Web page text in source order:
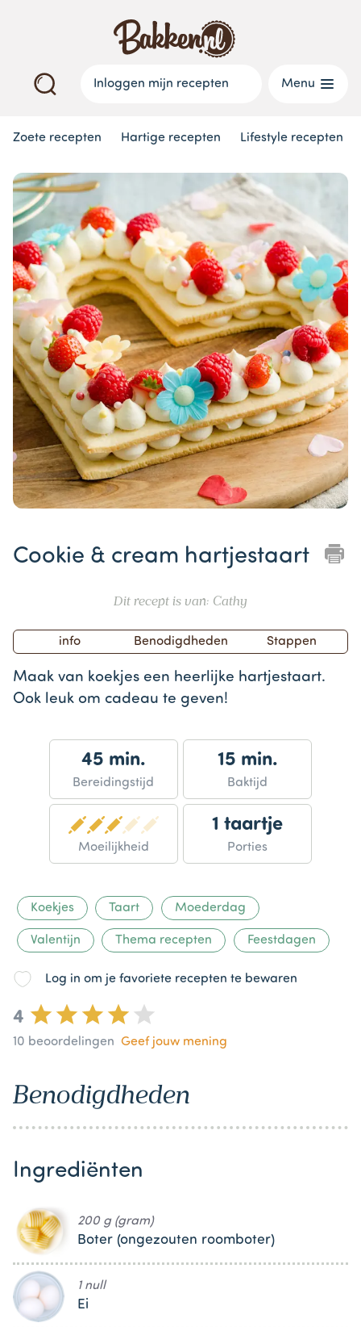
Inloggen mijn recepten Menu
Zoete recepten Hartige recepten Lifestyle recepten
Cookie & cream hartjestaart
Dit recept is van: Cathy
of
info Benodigdheden Stappen
Maak van koekjes een heerlijke hartjestaart.
Ook leuk om cadeau te geven!
45 min.
Bereidingstijd
15 min.
Baktijd
Moeilijkheid
1 taartje
Porties
Koekjes Taart Moederdag
Valentijn Thema recepten Feestdagen
Log in om je favoriete recepten te bewaren
4
10 beoordelingen Geef jouw mening
Benodigdheden
Ingrediënten
200 g (gram)
Boter (ongezouten roomboter)
1 null
Ei